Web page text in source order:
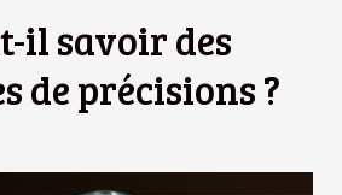
il savoir des
de précisions ?